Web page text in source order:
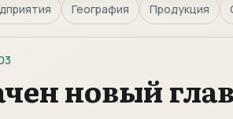
География Продукция
новый